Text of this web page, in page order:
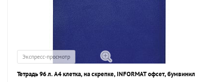
Экспресс-просмотр
Тетрадь 96 л. А4 клетка, на скрепке, INFORMAT офсет, бумвинил